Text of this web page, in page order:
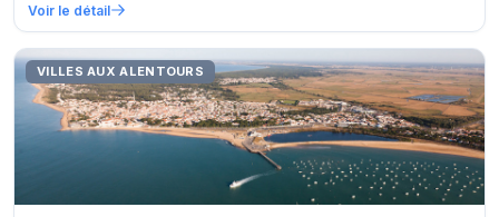
Voir le détail
VILLES AUX ALENTOURS